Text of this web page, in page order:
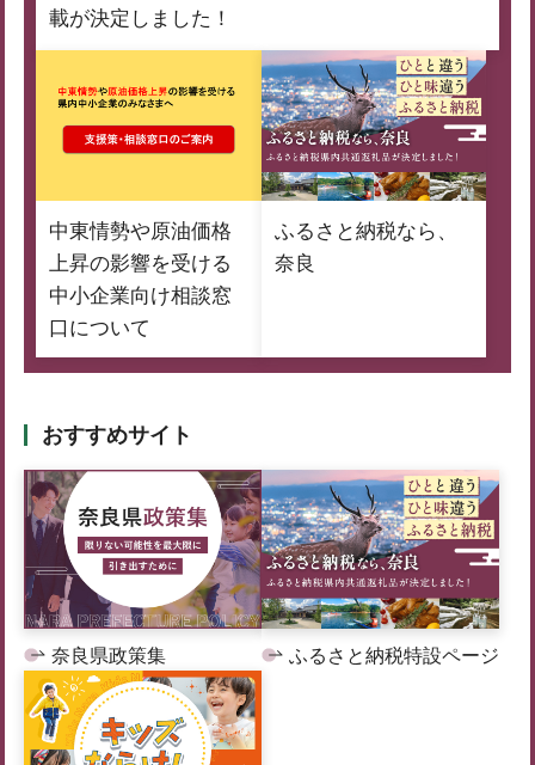
載が決定しました！
中東情勢や原油価格
上昇の影響を受ける
中小企業向け相談窓
口について
ふるさと納税なら、
奈良
おすすめサイト
奈良県政策集 ふるさと納税特設ページ